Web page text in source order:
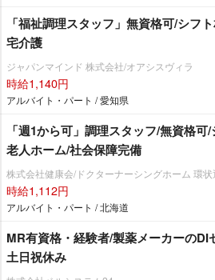
「福祉調理スタッフ」無資格可/シフ
宅介護
ジャパンマインド 株式会社/オアシスヴィラ
時給1,140円
アルバイト・パート / 愛知県
「週1から可」調理スタッフ/無資格
老人ホーム/社会保障完備
株式会社健康会/ドクターナーシングホーム 環状
時給1,112円
アルバイト・パート / 北海道
MR有資格・経験者/製薬メーカーのDI
土日祝休み